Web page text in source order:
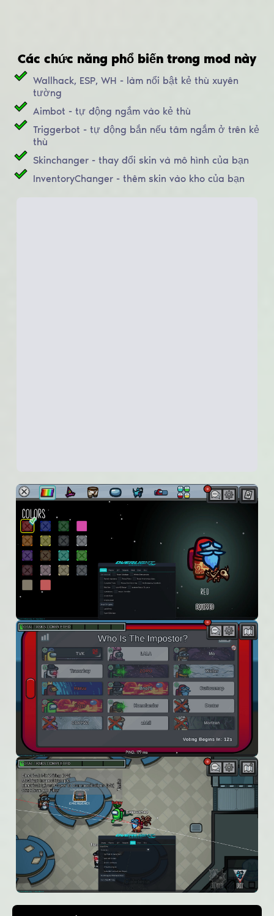
Các chức năng phổ biến trong mod này
Wallhack, ESP, WH - làm nổi bật kẻ thù xuyên
tường
Aimbot - tự động ngắm vào kẻ thù
Triggerbot - tự động bắn nếu tâm ngắm ở trên kẻ
thù
Skinchanger - thay đổi skin và mô hình của bạn
InventoryChanger - thêm skin vào kho của bạn